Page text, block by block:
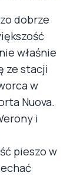
dobrze
właśnie
ze stacji
w
Nuova.
i
pieszo w